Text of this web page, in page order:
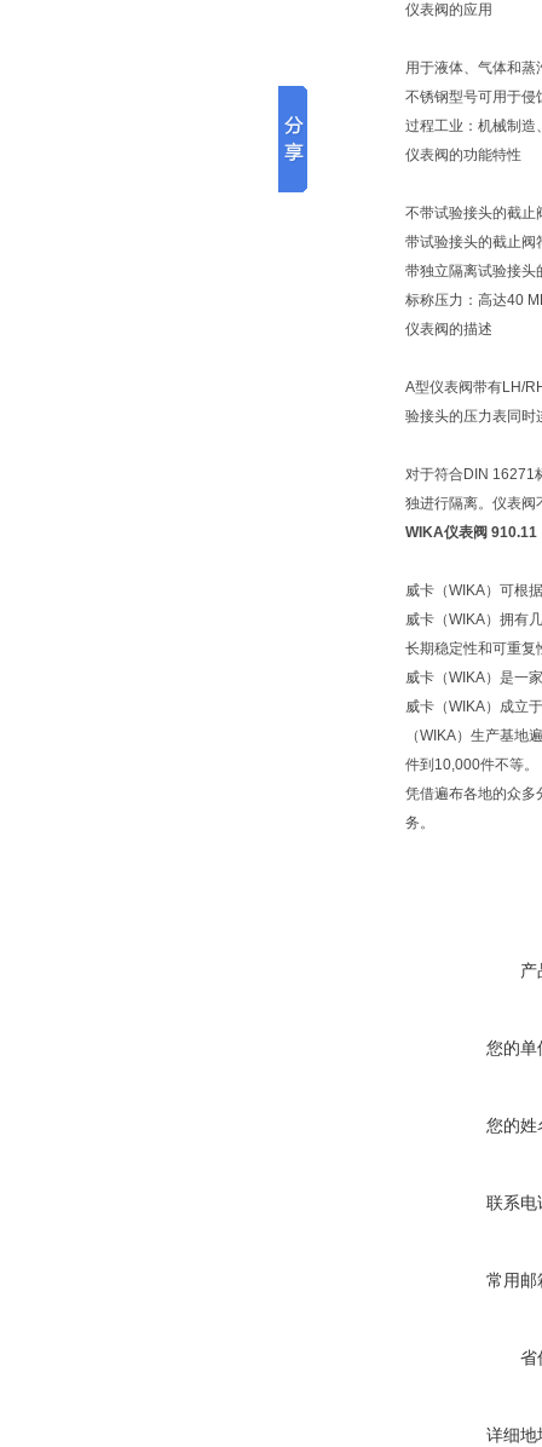
仪表阀的应用
用于液体、气体和
不锈钢型号可用于侵
过程工业：机械制造
仪表阀的功能特性
不带试验接头的截
带试验接头的截止
带独立隔离试验接
标称压力：高达40
仪表阀的描述
A型仪表阀带有LH/
验接头的压力表同时
对于符合DIN 16271
独进行隔离。仪表阀
WIKA仪表阀 910.11
威卡（WIKA）可根
威卡（WIKA）拥有
长期稳定性和可重复
威卡（WIKA）是一
威卡（WIKA）成立
（WIKA）生产基
件到10,000件不等。
凭借遍布各地的众多
务。
产
您的单
您的姓
联系电
常用邮
省
详细地